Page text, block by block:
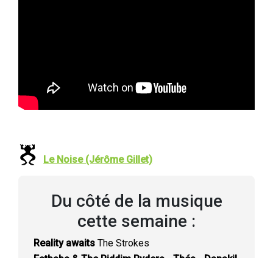
Le Noise (Jérôme Gillet)
Du côté de la musique
cette semaine :
Reality awaits The Strokes